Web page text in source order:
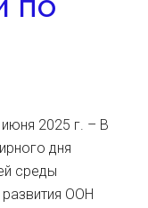
2025 г. – В
дня
среды
ООН